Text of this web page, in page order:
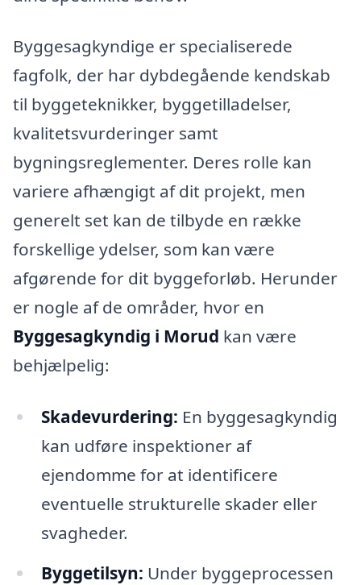
Byggesagkyndige er specialiserede
fagfolk, der har dybdegående kendskab
til byggeteknikker, byggetilladelser,
kvalitetsvurderinger samt
bygningsreglementer. Deres rolle kan
variere afhængigt af dit projekt, men
generelt set kan de tilbyde en række
forskellige ydelser, som kan være
afgørende for dit byggeforløb. Herunder
er nogle af de områder, hvor en
Byggesagkyndig i Morud kan være
behjælpelig:
Skadevurdering: En byggesagkyndig
kan udføre inspektioner af
ejendomme for at identificere
eventuelle strukturelle skader eller
svagheder.
Byggetilsyn: Under byggeprocessen